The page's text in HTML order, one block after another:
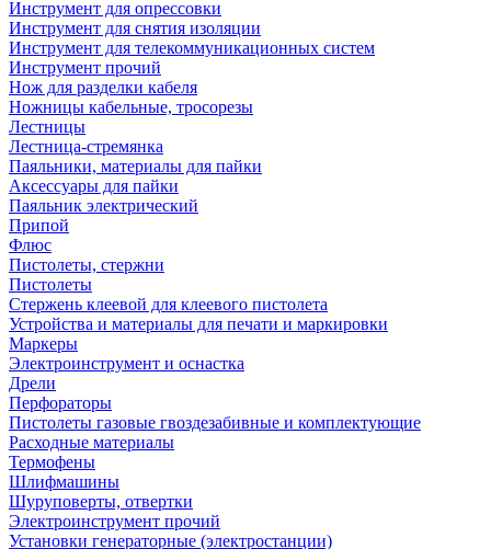
Инструмент для опрессовки
Инструмент для снятия изоляции
Инструмент для телекоммуникационных систем
Инструмент прочий
Нож для разделки кабеля
Ножницы кабельные, тросорезы
Лестницы
Лестница-стремянка
Паяльники, материалы для пайки
Аксессуары для пайки
Паяльник электрический
Припой
Флюс
Пистолеты, стержни
Пистолеты
Стержень клеевой для клеевого пистолета
Устройства и материалы для печати и маркировки
Маркеры
Электроинструмент и оснастка
Дрели
Перфораторы
Пистолеты газовые гвоздезабивные и комплектующие
Расходные материалы
Термофены
Шлифмашины
Шуруповерты, отвертки
Электроинструмент прочий
Установки генераторные (электростанции)